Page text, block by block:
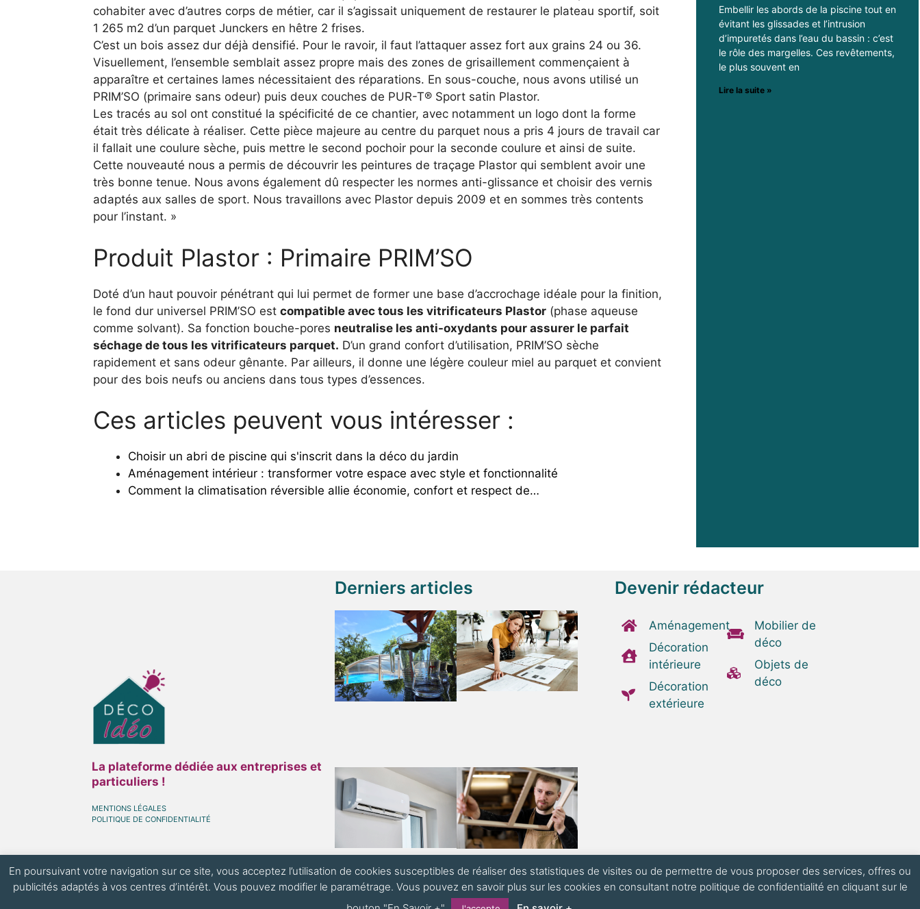
cohabiter avec d’autres corps de métier, car il s’agissait uniquement de restaurer le plateau sportif, soit
1 265 m2 d’un parquet Junckers en hêtre 2 frises.
C’est un bois assez dur déjà densifié. Pour le ravoir, il faut l’attaquer assez fort aux grains 24 ou 36.
Visuellement, l’ensemble semblait assez propre mais des zones de grisaillement commençaient à
apparaître et certaines lames nécessitaient des réparations. En sous-couche, nous avons utilisé un
PRIM’SO (primaire sans odeur) puis deux couches de PUR-T® Sport satin Plastor.
Les tracés au sol ont constitué la spécificité de ce chantier, avec notamment un logo dont la forme
était très délicate à réaliser. Cette pièce majeure au centre du parquet nous a pris 4 jours de travail car
il fallait une coulure sèche, puis mettre le second pochoir pour la seconde coulure et ainsi de suite.
Cette nouveauté nous a permis de découvrir les peintures de traçage Plastor qui semblent avoir une
très bonne tenue. Nous avons également dû respecter les normes anti-glissance et choisir des vernis
adaptés aux salles de sport. Nous travaillons avec Plastor depuis 2009 et en sommes très contents
pour l’instant. »
Produit Plastor : Primaire PRIM’SO
Doté d’un haut pouvoir pénétrant qui lui permet de former une base d’accrochage idéale pour la finition,
le fond dur universel PRIM’SO estcompatible avec tous les vitrificateurs Plastor (phase aqueuse
comme solvant). Sa fonction bouche-pores neutralise les anti-oxydants pour assurer le parfait
séchage de tous les vitrificateurs parquet. D’un grand confort d’utilisation, PRIM’SO sèche
rapidement et sans odeur gênante. Par ailleurs, il donne une légère couleur miel au parquet et convient
pour des bois neufs ou anciens dans tous types d’essences.
Ces articles peuvent vous intéresser :
Choisir un abri de piscine qui s'inscrit dans la déco du jardin
Aménagement intérieur : transformer votre espace avec style et fonctionnalité
Comment la climatisation réversible allie économie, confort et respect de…
Embellir les abords de la piscine tout en
évitant les glissades et l’intrusion
d’impuretés dans l’eau du bassin : c’est
le rôle des margelles. Ces revêtements,
le plus souvent en
Lire la suite »
La plateforme dédiée aux entreprises et
particuliers !
MENTIONS LÉGALES
POLITIQUE DE CONFIDENTIALITÉ
Derniers articles Devenir rédacteur
Aménagement
Décoration
intérieure
Décoration
extérieure
Mobilier de
déco
Objets de
déco
En poursuivant votre navigation sur ce site, vous acceptez l’utilisation de cookies susceptibles de réaliser des statistiques de visites ou de permettre de vous proposer des services, offres ou
publicités adaptés à vos centres d’intérêt. Vous pouvez modifier le paramétrage. Vous pouvez en savoir plus sur les cookies en consultant notre politique de confidentialité en cliquant sur le